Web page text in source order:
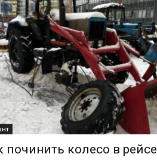
починить колесо в рейсе